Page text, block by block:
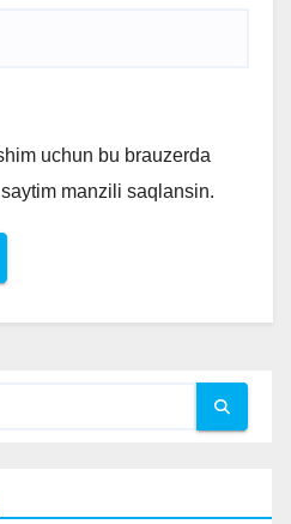
uchun bu brauzerda
manzili saqlansin.